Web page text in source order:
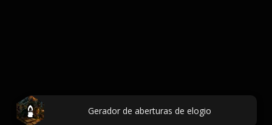
Gerador de aberturas de elogio